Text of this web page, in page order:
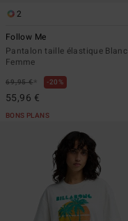
2
Follow Me
Pantalon taille élastique Blanc
Femme
69,95 €* 20%
55,96 €
BONS PLANS